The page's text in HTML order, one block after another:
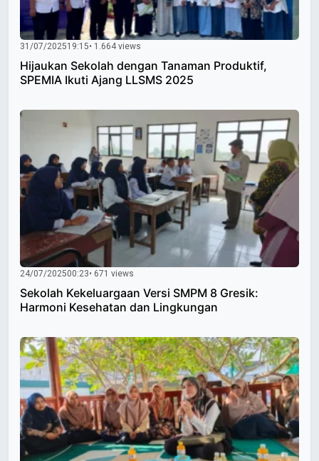
31/07/202519:15• 1.664 views
Hijaukan Sekolah dengan Tanaman Produktif,
SPEMIA Ikuti Ajang LLSMS 2025
24/07/202500:23• 671 views
Sekolah Kekeluargaan Versi SMPM 8 Gresik:
Harmoni Kesehatan dan Lingkungan